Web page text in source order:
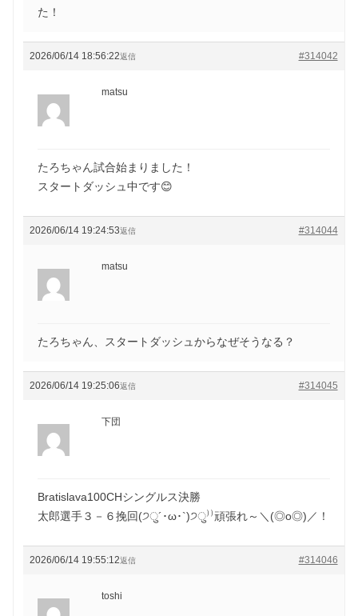
た！
2026/06/14 18:56:22 #314042
返信
matsu
たろちゃん試合始まりました！
スタートダッシュ中です😊
2026/06/14 19:24:53 #314044
返信
matsu
たろちゃん、スタートダッシュからなぜそうなる？
2026/06/14 19:25:06 #314045
返信
下団
Bratislava100CHシングルス決勝
太郎選手３－６挽回(੭ु´･ω･`)੭ु⁾⁾頑張れ～＼(◎o◎)／！
2026/06/14 19:55:12 #314046
返信
toshi